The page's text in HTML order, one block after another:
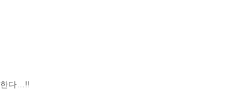
한다…!!